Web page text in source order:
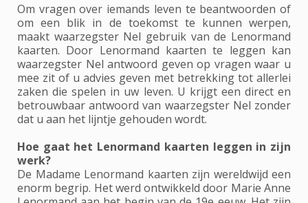
Om vragen over iemands leven te beantwoorden of
om een blik in de toekomst te kunnen werpen,
maakt waarzegster Nel gebruik van de Lenormand
kaarten. Door Lenormand kaarten te leggen kan
waarzegster Nel antwoord geven op vragen waar u
mee zit of u advies geven met betrekking tot allerlei
zaken die spelen in uw leven. U krijgt een direct en
betrouwbaar antwoord van waarzegster Nel zonder
dat u aan het lijntje gehouden wordt.
Hoe gaat het Lenormand kaarten leggen in zijn
werk?
De Madame Lenormand kaarten zijn wereldwijd een
enorm begrip. Het werd ontwikkeld door Marie Anne